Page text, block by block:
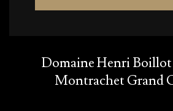
Domaine Henri
Montrachet Grand